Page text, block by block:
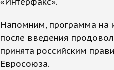
Напомним, программа на
после введения
принята российским
Евросоюза.